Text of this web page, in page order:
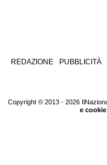
REDAZIONE PUBBLICITÀ
Copyright © 2013 - 2026
e